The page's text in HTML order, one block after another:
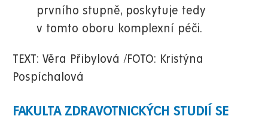
prvního stupně, poskytuje tedy
v tomto oboru komplexní péči.
TEXT: Věra Přibylová /FOTO: Kristýna
Pospíchalová
FAKULTA ZDRAVOTNICKÝCH STUDIÍ SE